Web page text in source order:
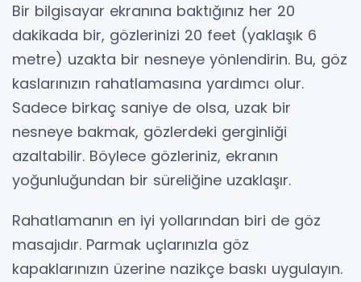
Bir bilgisayar ekranına baktığınız her 20
dakikada bir, gözlerinizi 20 feet (yaklaşık 6
metre) uzakta bir nesneye yönlendirin. Bu, göz
kaslarınızın rahatlamasına yardımcı olur.
Sadece birkaç saniye de olsa, uzak bir
nesneye bakmak, gözlerdeki gerginliği
azaltabilir. Böylece gözleriniz, ekranın
yoğunluğundan bir süreliğine uzaklaşır.
Rahatlamanın en iyi yollarından biri de göz
masajıdır. Parmak uçlarınızla göz
kapaklarınızın üzerine nazikçe baskı uygulayın.